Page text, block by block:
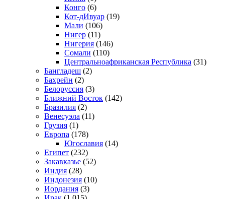
Конго (6)
Кот-дИвуар (19)
Мали (106)
Нигер (11)
Нигерия (146)
Сомали (110)
Центральноафриканская Республика (31)
Бангладеш (2)
Бахрейн (2)
Белоруссия (3)
Ближний Восток (142)
Бразилия (2)
Венесуэла (11)
Грузия (1)
Европа (178)
Югославия (14)
Египет (232)
Закавказье (52)
Индия (28)
Индонезия (10)
Иордания (3)